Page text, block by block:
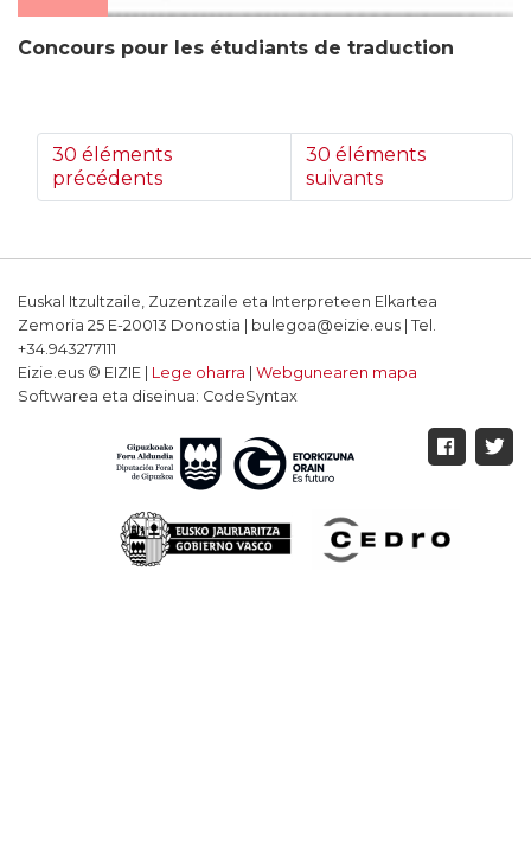
Concours pour les étudiants de traduction
30 éléments
précédents
30 éléments
suivants
Euskal Itzultzaile, Zuzentzaile eta Interpreteen Elkartea
Zemoria 25 E-20013 Donostia | bulegoa@eizie.eus | Tel.
+34.943277111
Eizie.eus © EIZIE | Lege oharra
Webgunearen mapa
Softwarea eta diseinua: CodeSyntax